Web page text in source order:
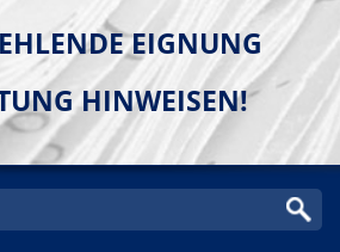
EIGNUNG
HINWEISEN!